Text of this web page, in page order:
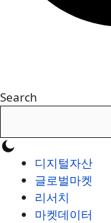
Search
디지털자산
글로벌마켓
리서치
마켓데이터